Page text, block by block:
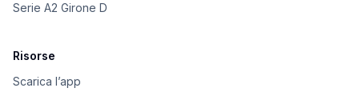
Serie A2 Girone D
Risorse
Scarica l’app